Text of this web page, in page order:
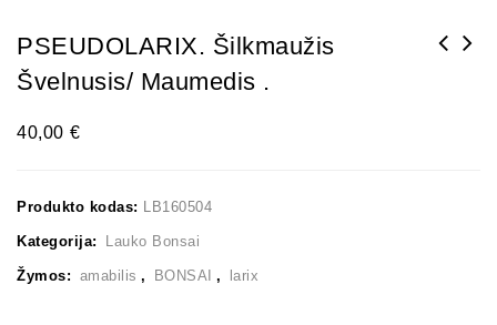
PSEUDOLARIX. Šilkmaužis
Švelnusis/ Maumedis .
40,00 €
Produkto kodas: LB160504
Kategorija: Lauko Bonsai
Žymos: amabilis , BONSAI , larix